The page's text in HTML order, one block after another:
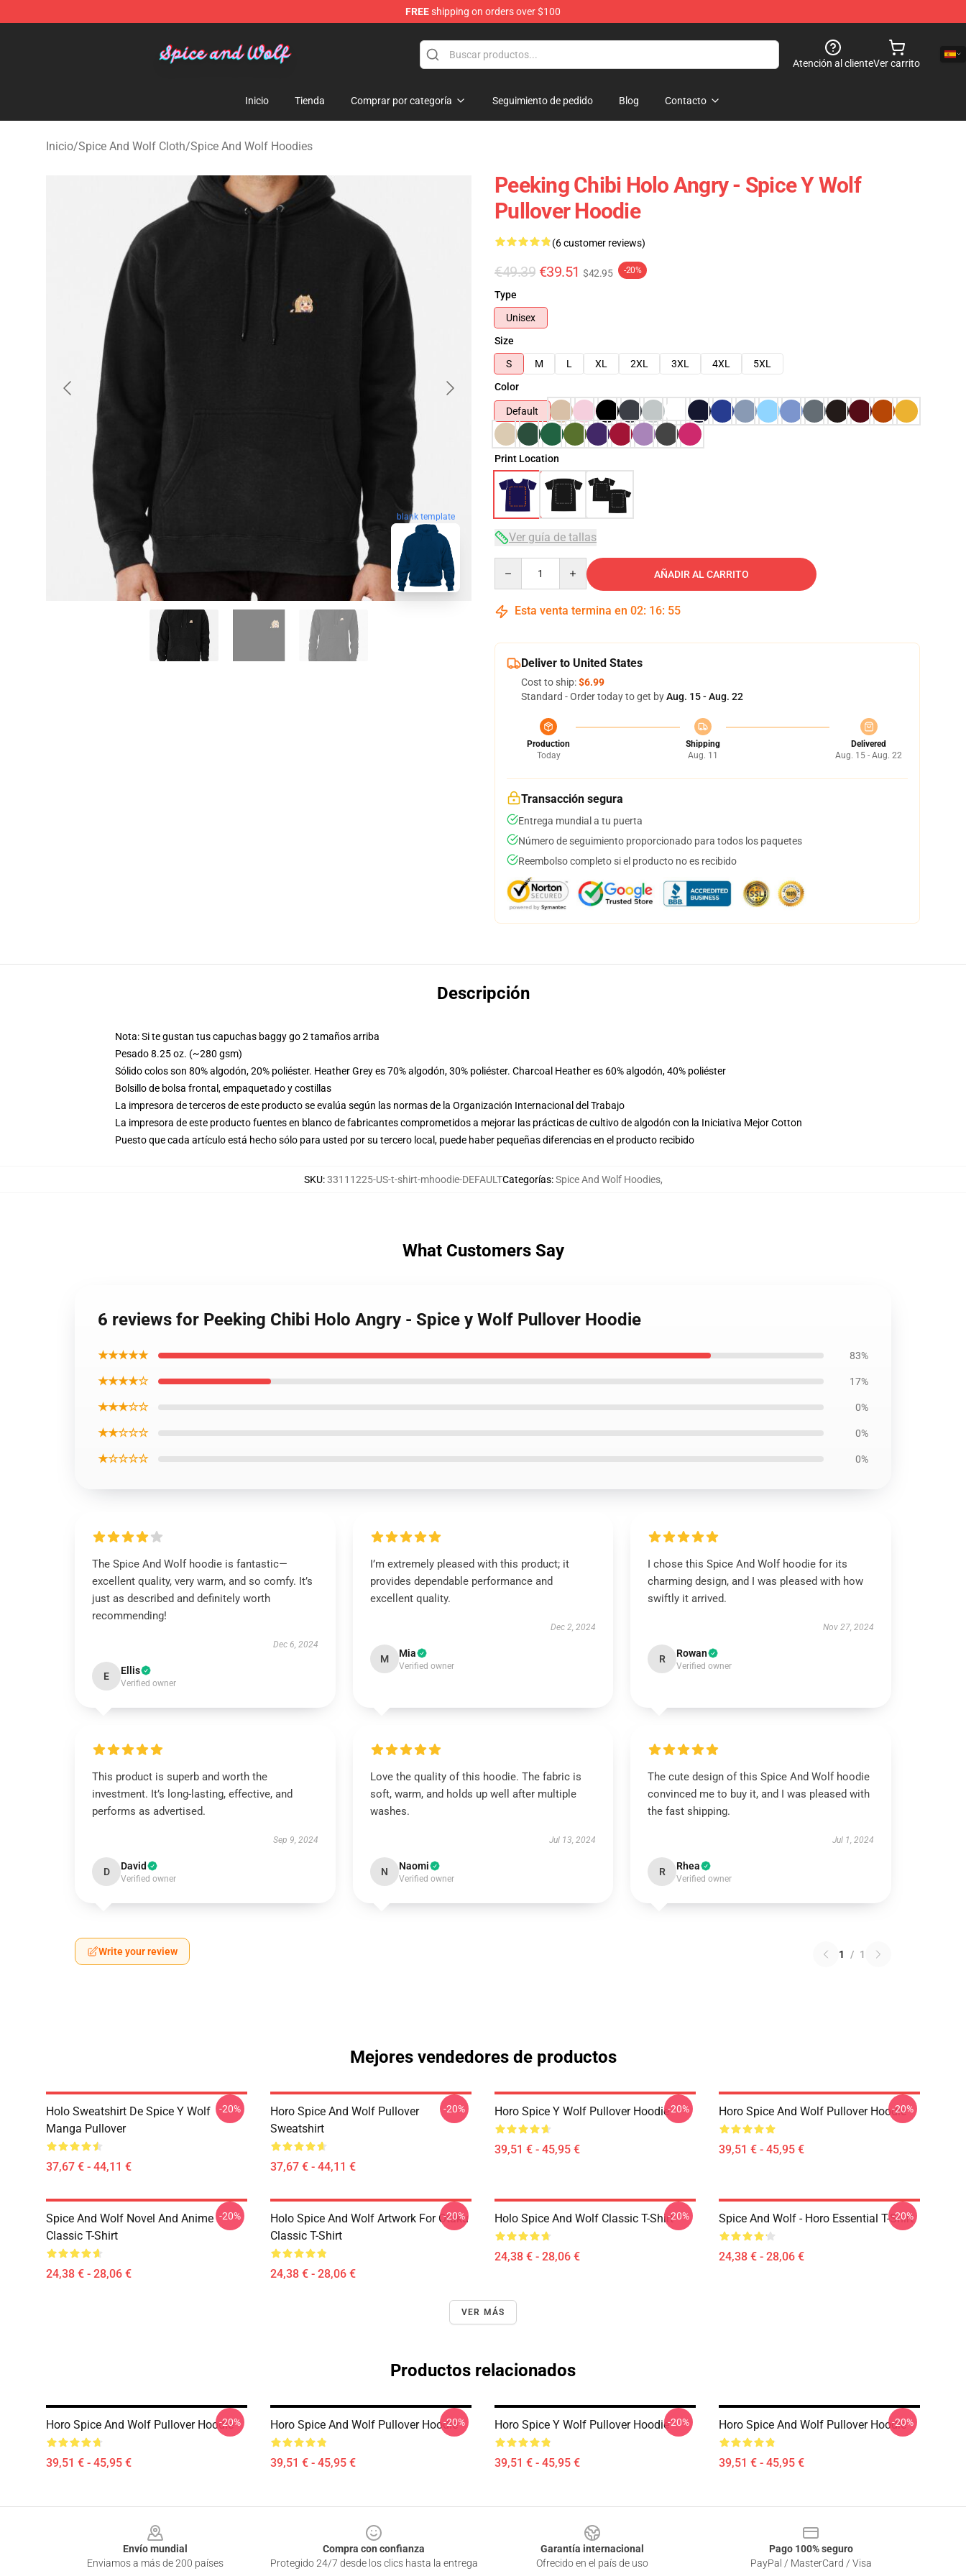
FREEshipping on orders over $100
Atención al clienteVer carrito
Inicio Tienda Comprar por categoría Seguimiento de pedido Blog Contacto
Inicio/Spice And Wolf Cloth/Spice And Wolf Hoodies
blank template
Peeking Chibi Holo Angry - Spice Y Wolf
Pullover Hoodie
(6 customer reviews)
€49.39 €39.51 $42.95 -20%
Type
Unisex
Size
S
M L XL 2XL 3XL 4XL
5XL
Color
Default
Print Location
Ver guía de tallas
AÑADIR AL CARRITO
Esta venta termina en 02: 16: 53
Deliver to United States
Cost to ship:$6.99
Standard - Order today to get byAug. 15 - Aug. 22
Production
Today
Shipping
Aug. 11
Delivered
Aug. 15 - Aug. 22
Transacción segura
Entrega mundial a tu puerta
Número de seguimiento proporcionado para todos los paquetes
Reembolso completo si el producto no es recibido
Descripción
Nota: Si te gustan tus capuchas baggy go 2 tamaños arriba
Pesado 8.25 oz. (~280 gsm)
Sólido colos son 80% algodón, 20% poliéster. Heather Grey es 70% algodón, 30% poliéster. Charcoal Heather es 60% algodón, 40% poliéster
Bolsillo de bolsa frontal, empaquetado y costillas
La impresora de terceros de este producto se evalúa según las normas de la Organización Internacional del Trabajo
La impresora de este producto fuentes en blanco de fabricantes comprometidos a mejorar las prácticas de cultivo de algodón con la Iniciativa Mejor Cotton
Puesto que cada artículo está hecho sólo para usted por su tercero local, puede haber pequeñas diferencias en el producto recibido
SKU:33111225-US-t-shirt-mhoodie-DEFAULTCategorías:Spice And Wolf Hoodies,
What Customers Say
6 reviews for Peeking Chibi Holo Angry - Spice y Wolf Pullover Hoodie
★★★★★ 83%
★★★★☆ 17%
★★★☆☆ 0%
★★☆☆☆ 0%
★☆☆☆☆ 0%
The Spice And Wolf hoodie is fantastic—
excellent quality, very warm, and so comfy. It’s
just as described and definitely worth
recommending!
Dec 6, 2024
E Ellis
Verified owner
I’m extremely pleased with this product; it
provides dependable performance and
excellent quality.
Dec 2, 2024
M Mia
Verified owner
I chose this Spice And Wolf hoodie for its
charming design, and I was pleased with how
swiftly it arrived.
Nov 27, 2024
R Rowan
Verified owner
This product is superb and worth the
investment. It’s long-lasting, effective, and
performs as advertised.
Sep 9, 2024
D David
Verified owner
Love the quality of this hoodie. The fabric is
soft, warm, and holds up well after multiple
washes.
Jul 13, 2024
N Naomi
Verified owner
The cute design of this Spice And Wolf hoodie
convinced me to buy it, and I was pleased with
the fast shipping.
Jul 1, 2024
R Rhea
Verified owner
Write your review 1 / 1
Mejores vendedores de productos
Holo Sweatshirt De Spice Y Wolf
Manga Pullover
37,67 € - 44,11 €
-20%
Horo Spice And Wolf Pullover
Sweatshirt
37,67 € - 44,11 €
-20% Horo Spice Y Wolf Pullover Hoodie
39,51 € - 45,95 €
-20% Horo Spice And Wolf Pullover Hoodie
39,51 € - 45,95 €
-20%
Spice And Wolf Novel And Anime
Classic T-Shirt
24,38 € - 28,06 €
-20%
Holo Spice And Wolf Artwork For Otaku
Classic T-Shirt
24,38 € - 28,06 €
-20% Holo Spice And Wolf Classic T-Shirt
24,38 € - 28,06 €
-20% Spice And Wolf - Horo Essential T-Shirt
24,38 € - 28,06 €
-20%
VER MÁS
Productos relacionados
Horo Spice And Wolf Pullover Hoodie
39,51 € - 45,95 €
-20% Horo Spice And Wolf Pullover Hoodie
39,51 € - 45,95 €
-20% Horo Spice Y Wolf Pullover Hoodie
39,51 € - 45,95 €
-20% Horo Spice And Wolf Pullover Hoodie
39,51 € - 45,95 €
-20%
Envío mundial
Enviamos a más de 200 países
Compra con confianza
Protegido 24/7 desde los clics hasta la entrega
Garantía internacional
Ofrecido en el país de uso
Pago 100% seguro
PayPal / MasterCard / Visa